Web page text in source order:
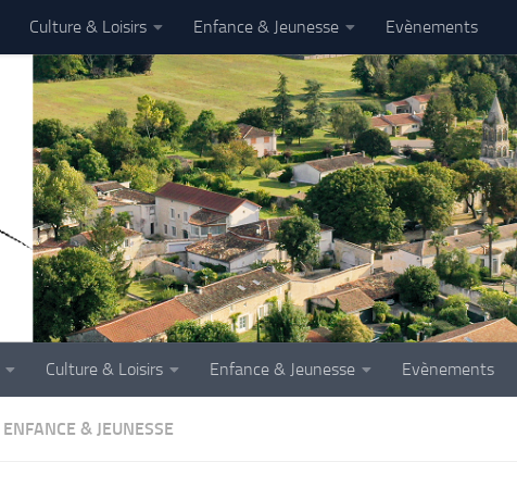
Culture & Loisirs Enfance & Jeunesse Evènements
Culture & Loisirs Enfance & Jeunesse Evènements
ENFANCE & JEUNESSE